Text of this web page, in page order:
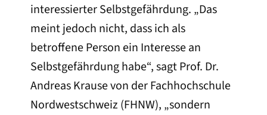
interessierter Selbstgefährdung. „Das
meint jedoch nicht, dass ich als
betroffene Person ein Interesse an
Selbstgefährdung habe“, sagt Prof. Dr.
Andreas Krause von der Fachhochschule
Nordwestschweiz (FHNW), „sondern